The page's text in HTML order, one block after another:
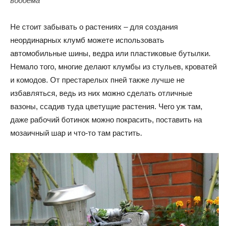
Не стоит забывать о растениях – для создания
неординарных клумб можете использовать
автомобильные шины, ведра или пластиковые бутылки.
Немало того, многие делают клумбы из стульев, кроватей
и комодов. От престарелых пней также лучше не
избавляться, ведь из них можно сделать отличные
вазоны, ссадив туда цветущие растения. Чего уж там,
даже рабочий ботинок можно покрасить, поставить на
мозаичный шар и что-то там растить.